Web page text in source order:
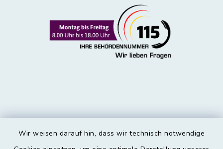
Wir weisen darauf hin, dass wir technisch notwendige